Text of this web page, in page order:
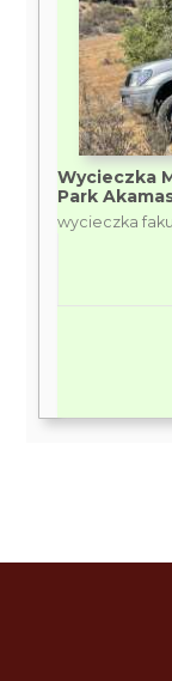
Wycieczka
Park
wycieczka